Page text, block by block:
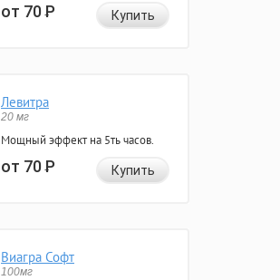
от 70Р Купить
Левитра
20 мг
Мощный эффект на 5ть часов.
от 70Р Купить
Виагра Софт
100мг